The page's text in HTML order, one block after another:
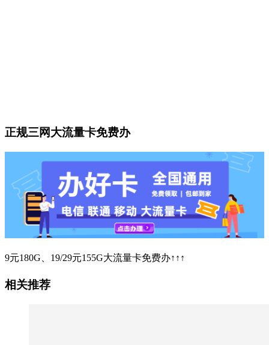
正规三网大流量卡免费办
9元180G、19/29元155G大流量卡免费办↑↑↑
相关推荐